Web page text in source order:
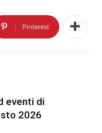
Pinterest
eventi di
2026